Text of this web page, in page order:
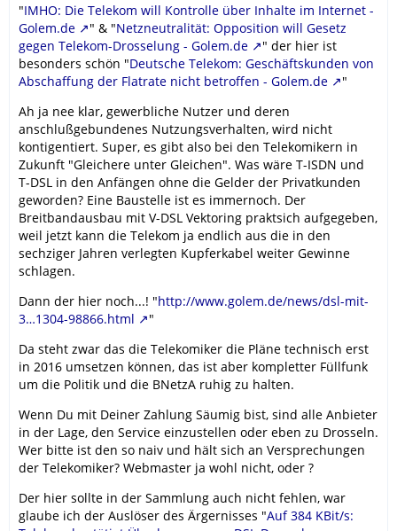
"IMHO: Die Telekom will Kontrolle über Inhalte im Internet -
Golem.de
" & "Netzneutralität: Opposition will Gesetz
gegen Telekom-Drosselung - Golem.de
" der hier ist
besonders schön "Deutsche Telekom: Geschäftskunden von
Abschaffung der Flatrate nicht betroffen - Golem.de
"
Ah ja nee klar, gewerbliche Nutzer und deren
anschlußgebundenes Nutzungsverhalten, wird nicht
kontigentiert. Super, es gibt also bei den Telekomikern in
Zukunft "Gleichere unter Gleichen". Was wäre T-ISDN und
T-DSL in den Anfängen ohne die Gelder der Privatkunden
geworden? Eine Baustelle ist es immernoch. Der
Breitbandausbau mit V-DSL Vektoring praktsich aufgegeben,
weil jetzt kann die Telekom ja endlich aus die in den
sechziger Jahren verlegten Kupferkabel weiter Gewinne
schlagen.
Dann der hier noch...! "http://www.golem.de/news/dsl-mit-
3…1304-98866.html
"
Da steht zwar das die Telekomiker die Pläne technisch erst
in 2016 umsetzen können, das ist aber kompletter Füllfunk
um die Politik und die BNetzA ruhig zu halten.
Wenn Du mit Deiner Zahlung Säumig bist, sind alle Anbieter
in der Lage, den Service einzustellen oder eben zu Drosseln.
Wer bitte ist den so naiv und hält sich an Versprechungen
der Telekomiker? Webmaster ja wohl nicht, oder ?
Der hier sollte in der Sammlung auch nicht fehlen, war
glaube ich der Auslöser des Ärgernisses "Auf 384 KBit/s: